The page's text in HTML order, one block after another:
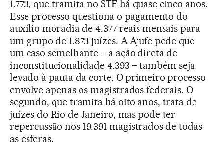
1.773, que tramita no STF há quase cinco anos.
Esse processo questiona o pagamento do
auxílio moradia de 4.377 reais mensais para
um grupo de 1.873 juízes. A Ajufe pede que
um caso semelhante – a ação direta de
inconstitucionalidade 4.393 – também seja
levado à pauta da corte. O primeiro processo
envolve apenas os magistrados federais. O
segundo, que tramita há oito anos, trata de
juízes do Rio de Janeiro, mas pode ter
repercussão nos 19.391 magistrados de todas
as esferas.